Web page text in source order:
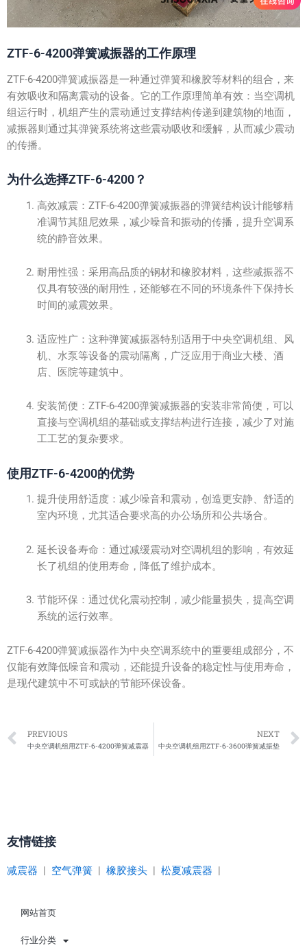
ZTF-6-4200弹簧减振器的工作原理
ZTF-6-4200弹簧减振器是一种通过弹簧和橡胶等材料的组合，来
有效吸收和隔离震动的设备。它的工作原理简单有效：当空调机
组运行时，机组产生的震动通过支撑结构传递到建筑物的地面，
减振器则通过其弹簧系统将这些震动吸收和缓解，从而减少震动
的传播。
为什么选择ZTF-6-4200？
高效减震：ZTF-6-4200弹簧减振器的弹簧结构设计能够精
准调节其阻尼效果，减少噪音和振动的传播，提升空调系
统的静音效果。
耐用性强：采用高品质的钢材和橡胶材料，这些减振器不
仅具有较强的耐用性，还能够在不同的环境条件下保持长
时间的减震效果。
适应性广：这种弹簧减振器特别适用于中央空调机组、风
机、水泵等设备的震动隔离，广泛应用于商业大楼、酒
店、医院等建筑中。
安装简便：ZTF-6-4200弹簧减振器的安装非常简便，可以
直接与空调机组的基础或支撑结构进行连接，减少了对施
工工艺的复杂要求。
使用ZTF-6-4200的优势
提升使用舒适度：减少噪音和震动，创造更安静、舒适的
室内环境，尤其适合要求高的办公场所和公共场合。
延长设备寿命：通过减缓震动对空调机组的影响，有效延
长了机组的使用寿命，降低了维护成本。
节能环保：通过优化震动控制，减少能量损失，提高空调
系统的运行效率。
ZTF-6-4200弹簧减振器作为中央空调系统中的重要组成部分，不
仅能有效降低噪音和震动，还能提升设备的稳定性与使用寿命，
是现代建筑中不可或缺的节能环保设备。
Prev
PREVIOUS
中央空调机组用ZTF-6-4200弹簧减震器
NEXT
中央空调机组用ZTF-6-3600弹簧减振垫
友情链接
减震器 空气弹簧 橡胶接头 松夏减震器
网站首页
行业分类